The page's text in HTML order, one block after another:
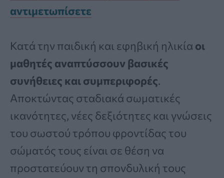
αντιμετωπίσετε
Κατά την παιδική και εφηβική ηλικία οι
μαθητές αναπτύσσουν βασικές
συνήθειες και συμπεριφορές.
Αποκτώντας σταδιακά σωματικές
ικανότητες, νέες δεξιότητες και γνώσεις
του σωστού τρόπου φροντίδας του
σώματός τους είναι σε θέση να
προστατεύουν τη σπονδυλική τους